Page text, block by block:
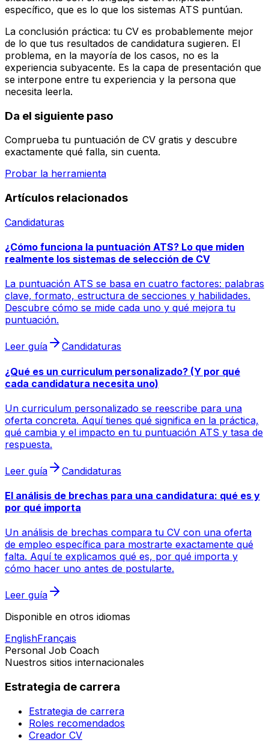
específico, que es lo que los sistemas ATS puntúan.
La conclusión práctica: tu CV es probablemente mejor
de lo que tus resultados de candidatura sugieren. El
problema, en la mayoría de los casos, no es la
experiencia subyacente. Es la capa de presentación que
se interpone entre tu experiencia y la persona que
necesita leerla.
Da el siguiente paso
Comprueba tu puntuación de CV gratis y descubre
exactamente qué falla, sin cuenta.
Probar la herramienta
Artículos relacionados
Candidaturas
¿Cómo funciona la puntuación ATS? Lo que miden
realmente los sistemas de selección de CV
La puntuación ATS se basa en cuatro factores: palabras
clave, formato, estructura de secciones y habilidades.
Descubre cómo se mide cada uno y qué mejora tu
puntuación.
Leer guía Candidaturas
¿Qué es un curriculum personalizado? (Y por qué
cada candidatura necesita uno)
Un curriculum personalizado se reescribe para una
oferta concreta. Aquí tienes qué significa en la práctica,
qué cambia y el impacto en tu puntuación ATS y tasa de
respuesta.
Leer guía Candidaturas
El análisis de brechas para una candidatura: qué es y
por qué importa
Un análisis de brechas compara tu CV con una oferta
de empleo específica para mostrarte exactamente qué
falta. Aquí te explicamos qué es, por qué importa y
cómo hacer uno antes de postularte.
Leer guía
Disponible en otros idiomas
EnglishFrançais
Personal Job Coach
Nuestros sitios internacionales
Estrategia de carrera
Estrategia de carrera
Roles recomendados
Creador CV